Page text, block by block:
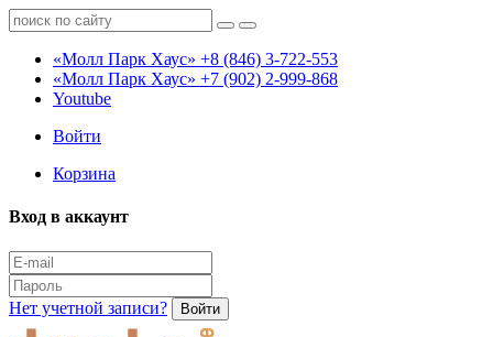
«Молл Парк Хаус» +8 (846) 3-722-553
«Молл Парк Хаус» +7 (902) 2-999-868
Youtube
Войти
Корзина
Вход в аккаунт
Нет учетной записи? Войти